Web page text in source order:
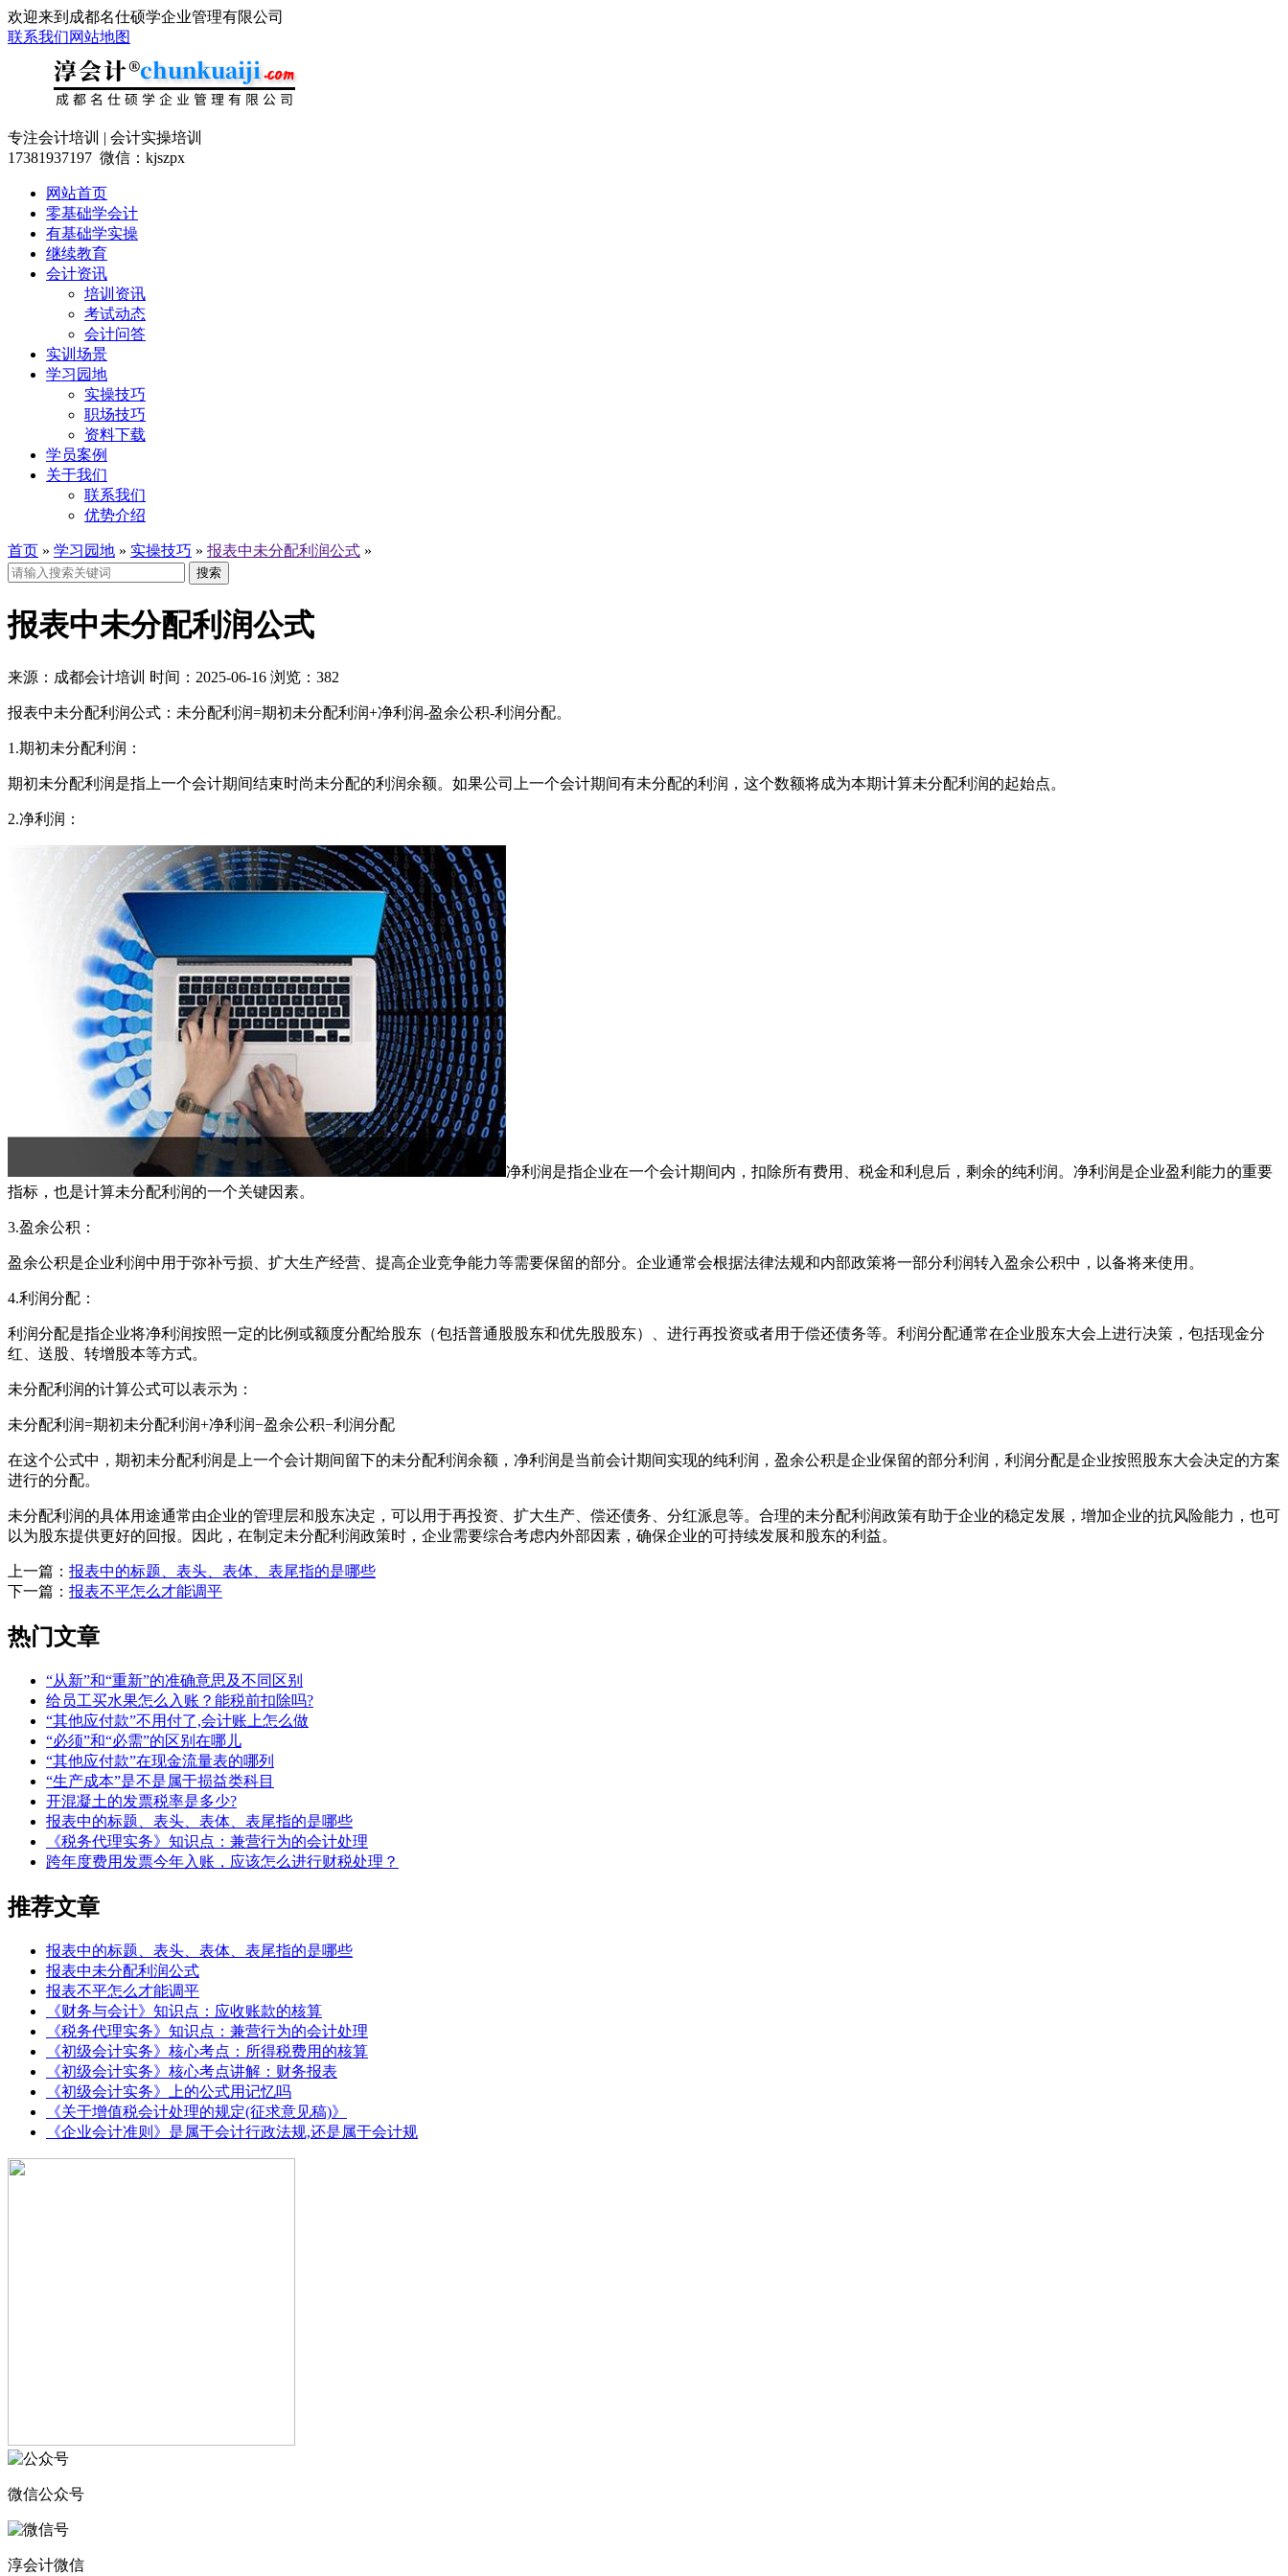
欢迎来到成都名仕硕学企业管理有限公司
联系我们网站地图
专注会计培训 | 会计实操培训
17381937197 微信：kjszpx
网站首页
零基础学会计
有基础学实操
继续教育
会计资讯
培训资讯
考试动态
会计问答
实训场景
学习园地
实操技巧
职场技巧
资料下载
学员案例
关于我们
联系我们
优势介绍
首页 » 学习园地 » 实操技巧 » 报表中未分配利润公式 »
搜索
报表中未分配利润公式
来源： 成都会计培训 时间： 2025-06-16 浏览： 382
报表中未分配利润公式：未分配利润=期初未分配利润+净利润-盈余公积-利润分配。
1.期初未分配利润：
期初未分配利润是指上一个会计期间结束时尚未分配的利润余额。如果公司上一个会计期间有未分配的利润，这个数额将成为本期计算未分配利润的起始点。
2.净利润：
净利润是指企业在一个会计期间内，扣除所有费用、税金和利息后，剩余的纯利润。净利润是企业盈利能力的重要
指标，也是计算未分配利润的一个关键因素。
3.盈余公积：
盈余公积是企业利润中用于弥补亏损、扩大生产经营、提高企业竞争能力等需要保留的部分。企业通常会根据法律法规和内部政策将一部分利润转入盈余公积中，以备将来使用。
4.利润分配：
利润分配是指企业将净利润按照一定的比例或额度分配给股东（包括普通股股东和优先股股东）、进行再投资或者用于偿还债务等。利润分配通常在企业股东大会上进行决策，包括现金分
红、送股、转增股本等方式。
未分配利润的计算公式可以表示为：
未分配利润=期初未分配利润+净利润−盈余公积−利润分配
在这个公式中，期初未分配利润是上一个会计期间留下的未分配利润余额，净利润是当前会计期间实现的纯利润，盈余公积是企业保留的部分利润，利润分配是企业按照股东大会决定的方案
进行的分配。
未分配利润的具体用途通常由企业的管理层和股东决定，可以用于再投资、扩大生产、偿还债务、分红派息等。合理的未分配利润政策有助于企业的稳定发展，增加企业的抗风险能力，也可
以为股东提供更好的回报。因此，在制定未分配利润政策时，企业需要综合考虑内外部因素，确保企业的可持续发展和股东的利益。
上一篇： 报表中的标题、表头、表体、表尾指的是哪些
下一篇： 报表不平怎么才能调平
热门文章
“从新”和“重新”的准确意思及不同区别
给员工买水果怎么入账？能税前扣除吗?
“其他应付款”不用付了,会计账上怎么做
“必须”和“必需”的区别在哪儿
“其他应付款”在现金流量表的哪列
“生产成本”是不是属于损益类科目
开混凝土的发票税率是多少?
报表中的标题、表头、表体、表尾指的是哪些
《税务代理实务》知识点：兼营行为的会计处理
跨年度费用发票今年入账，应该怎么进行财税处理？
推荐文章
报表中的标题、表头、表体、表尾指的是哪些
报表中未分配利润公式
报表不平怎么才能调平
《财务与会计》知识点：应收账款的核算
《税务代理实务》知识点：兼营行为的会计处理
《初级会计实务》核心考点：所得税费用的核算
《初级会计实务》核心考点讲解：财务报表
《初级会计实务》上的公式用记忆吗
《关于增值税会计处理的规定(征求意见稿)》
《企业会计准则》是属于会计行政法规,还是属于会计规
微信公众号
淳会计微信